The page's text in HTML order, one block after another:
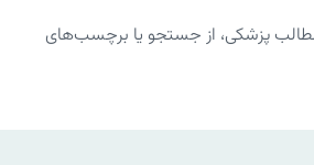
پزشکی، از جستجو یا برچسب‌های